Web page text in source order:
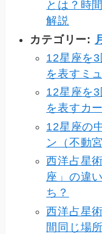
とは？時
解説
カテゴリー:
12星座を
を表すミ
12星座を
を表すカ
12星座の
ン（不動
西洋占星
座」の違
ち？
西洋占星
間同じ場